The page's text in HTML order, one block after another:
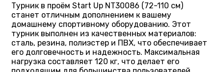
Турник в проём Start Up NT30086 (72-110 см)
станет отличным дополнением к вашему
домашнему спортивному оборудованию. Этот
турник выполнен из качественных материалов:
сталь, резина, полиэстер и ПВХ, что обеспечивает
его долговечность и надежность. Максимальная
нагрузка составляет 120 кг, что делает его